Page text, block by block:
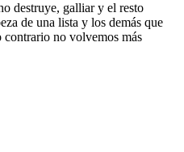
destruye, galliar y el resto
de una lista y los demás que
contrario no volvemos más